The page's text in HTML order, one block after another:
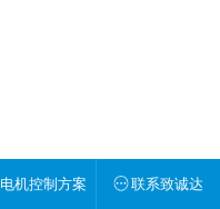
电机控制方案 联系致诚达